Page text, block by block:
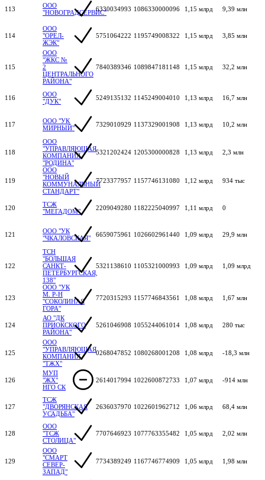
113
ООО
"НОВОГРАДСЕРВИС"6330034993 1086330000096 1,15 млрд 9,39 млн
114
ООО
"ОРЕЛ-
ЖЭК"
5751064222 1195749008322 1,15 млрд 3,85 млн
115
ООО
"ЖКС №
2
ЦЕНТРАЛЬНОГО
РАЙОНА"
7840389346 1089847181148 1,15 млрд 32,2 млн
116
ООО
"ДУК"
5249135132 1145249004010 1,13 млрд 16,7 млн
117
ООО "УК
МИРНЫЙ"
7329010929 1137329001908 1,13 млрд 10,2 млн
118
ООО
"УПРАВЛЯЮЩАЯ
КОМПАНИЯ
"РОДИНА"
5321202424 1205300000828 1,13 млрд 2,3 млн
119
ООО
"НОВЫЙ
КОММУНАЛЬНЫЙ
СТАНДАРТ"
7723377957 1157746131080 1,12 млрд 934 тыс
120
ТСЖ
"МЕГАДОМ"
2209049280 1182225040997 1,11 млрд 0
121
ООО "УК
"ЧКАЛОВСКАЯ"
6659075961 1026602961440 1,09 млрд 29,9 млн
122
ТСН
"БОЛЬШАЯ
САНКТ-
ПЕТЕРБУРГСКАЯ,
138"
5321138610 1105321000993 1,09 млрд 1,09 млрд
123
ООО "УК
М. Р-Н
"СОКОЛИНАЯ
ГОРА"
7720315293 1157746843561 1,08 млрд 1,67 млн
124
АО "ДК
ПРИОКСКОГО
РАЙОНА"
5261046908 1055244061014 1,08 млрд 280 тыс
125
ООО
"УПРАВЛЯЮЩАЯ
КОМПАНИЯ
"ТЖХ"
0268047852 1080268001208 1,08 млрд -18,3 млн
126
МУП
"ЖХ"
НГО СК
2614017994 1022600872733 1,07 млрд -914 млн
127
ТСЖ
"ДВОРЯНСКАЯ
УСАДЬБА"
2636037970 1022601962712 1,06 млрд 68,4 млн
128
ООО
"ТСЖ
СТОЛИЦА"
7707646923 1077763355482 1,05 млрд 2,02 млн
129
ООО
"СМАРТ
СЕВЕР-
ЗАПАД"
7734389249 1167746774909 1,05 млрд 1,98 млн